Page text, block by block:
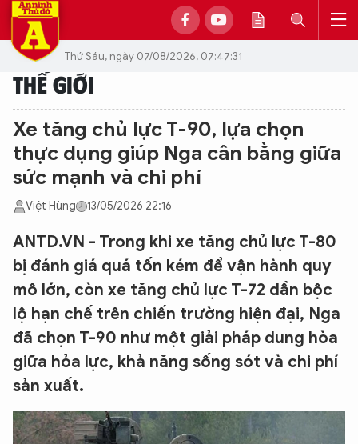
Thứ Sáu, ngày 07/08/2026, 07:47:31
THẾ GIỚI
Xe tăng chủ lực T-90, lựa chọn
thực dụng giúp Nga cân bằng giữa
sức mạnh và chi phí
Việt Hùng 13/05/2026 22:16
ANTD.VN - Trong khi xe tăng chủ lực T-80
bị đánh giá quá tốn kém để vận hành quy
mô lớn, còn xe tăng chủ lực T-72 dần bộc
lộ hạn chế trên chiến trường hiện đại, Nga
đã chọn T-90 như một giải pháp dung hòa
giữa hỏa lực, khả năng sống sót và chi phí
sản xuất.